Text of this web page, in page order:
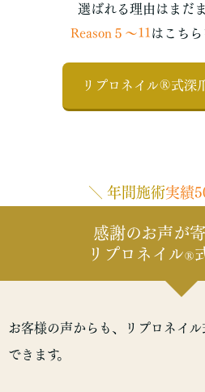
選ばれる理由はまだ
Reason５～11 はこち
リプロネイル®式深
＼ 年間施術実績
感謝のお声が
リプロネイル®
お客様の声からも、リプロネイ
できます。